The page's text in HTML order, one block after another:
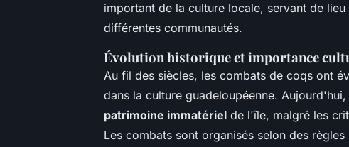
important de la culture locale, servant de
différentes communautés.
Évolution historique et importance
Au fil des siècles, les combats de coqs ont
dans la culture guadeloupéenne.
patrimoine immatériel de l'île, malgré les
Les combats sont organisés selon des